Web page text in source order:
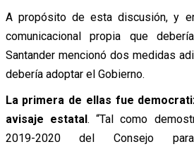
A propósito de esta discusión, y
comunicacional propia que
Santander mencionó dos medidas
debería adoptar el Gobierno.
La primera de ellas fue
avisaje estatal. “Tal como
2019-2020 del Consejo